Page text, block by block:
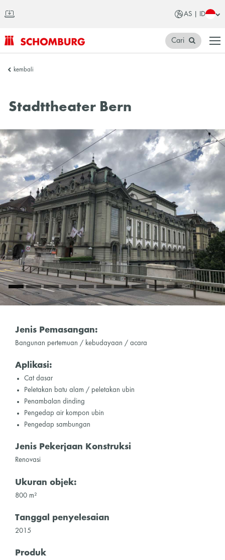
AS | ID
SCHOMBURG
Cari
kembali
Stadttheater Bern
Jenis Pemasangan:
Bangunan pertemuan / kebudayaan / acara
Aplikasi:
Cat dasar
Peletakan batu alam / peletakan ubin
Penambalan dinding
Pengedap air kompon ubin
Pengedap sambungan
Jenis Pekerjaan Konstruksi
Renovasi
Ukuran objek:
800 m²
Tanggal penyelesaian
2015
Produk